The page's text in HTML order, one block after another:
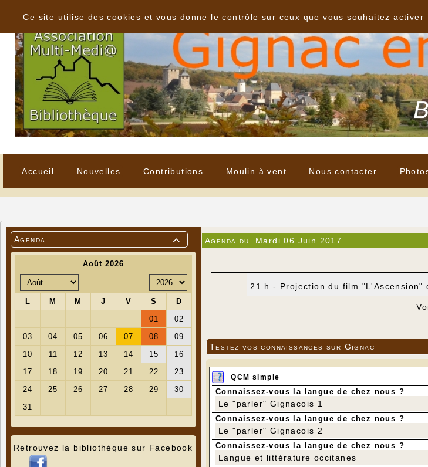
Accueil Nouvelles Contributions Moulin à vent Nous contacter

Agenda
Retrouvez la bibliothèque sur Facebook
Agenda du Mardi 06 Juin 2017
21 h - Projection du film "L'Ascension"
Testez vos connaissances sur Gignac
QCM simple
Connaissez-vous la langue de chez nous ?
Le "parler" Gignacois 1
Connaissez-vous la langue de chez nous ?
Le "parler" Gignacois 2
Connaissez-vous la langue de chez nous ?
Langue et littérature occitanes
Ce site utilise des cookies et vous donne le contrôle sur ceux que vous souhaitez activer